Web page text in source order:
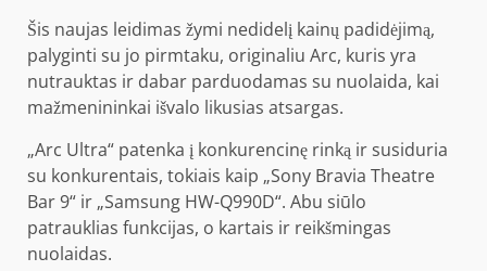
Šis naujas leidimas žymi nedidelį kainų padidėjimą,
palyginti su jo pirmtaku, originaliu Arc, kuris yra
nutrauktas ir dabar parduodamas su nuolaida, kai
mažmenininkai išvalo likusias atsargas.
„Arc Ultra“ patenka į konkurencinę rinką ir susiduria
su konkurentais, tokiais kaip „Sony Bravia Theatre
Bar 9“ ir „Samsung HW-Q990D“. Abu siūlo
patrauklias funkcijas, o kartais ir reikšmingas
nuolaidas.